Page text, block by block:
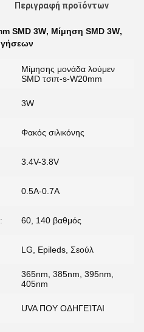
Περιγραφή προϊόντων
SMD 3W, Μίμηση SMD 3W,
Μίμησης μονάδα λούμεν
SMD τσιπ-s-W20mm
3W
Φακός σιλικόνης
3.4V-3.8V
0.5A-0.7A
60, 140 βαθμός
LG, Epileds, Σεούλ
365nm, 385nm, 395nm,
405nm
UVA ΠΟΥ ΟΔΗΓΕΊΤΑΙ